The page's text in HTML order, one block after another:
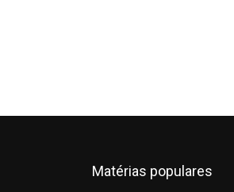
Matérias populares